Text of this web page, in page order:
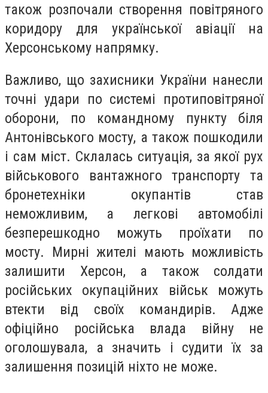
також розпочали створення повітряного
коридору для української авіації на
Херсонському напрямку.
Важливо, що захисники України нанесли
точні удари по системі протиповітряної
оборони, по командному пункту біля
Антонівського мосту, а також пошкодили
і сам міст. Склалась ситуація, за якої рух
військового вантажного транспорту та
бронетехніки окупантів став
неможливим, а легкові автомобілі
безперешкодно можуть проїхати по
мосту. Мирні жителі мають можливість
залишити Херсон, а також солдати
російських окупаційних військ можуть
втекти від своїх командирів. Адже
офіційно російська влада війну не
оголошувала, а значить і судити їх за
залишення позицій ніхто не може.